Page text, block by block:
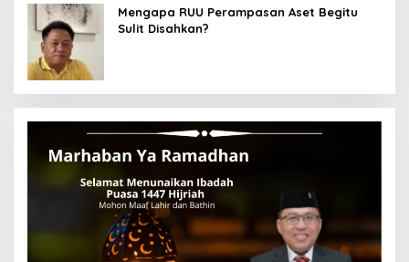
Mengapa RUU Perampasan Aset Begitu
Sulit Disahkan?